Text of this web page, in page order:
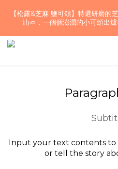
【期間限定】巧克力草莓雙色核桃
克力揉入麵團 加上大湖草莓果乾
豐富、酸甜濃醇，快
【松露&芝麻 鹽可頌】特選研磨的
油🧈，一個個澎潤的小可頌出
【期間限定】巧克力草莓雙色核桃
克力揉入麵團 加上大湖草莓果乾
Input your text contents
or tell the story